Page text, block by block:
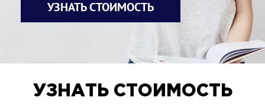
УЗНАТЬ СТОИМОСТЬ
УЗНАТЬ СТОИМОСТЬ